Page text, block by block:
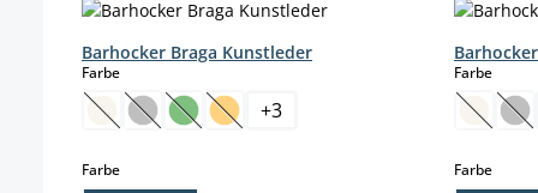
Barhocker Braga Kunstleder
Farbeauswählen
(This option is currently unavailable.)
(This option is currently unavailable.)
(This option is currently unavailable.)
(This option is currently unavailable.)
+3
Farbeauswählen
Farbe
(This
Farbe